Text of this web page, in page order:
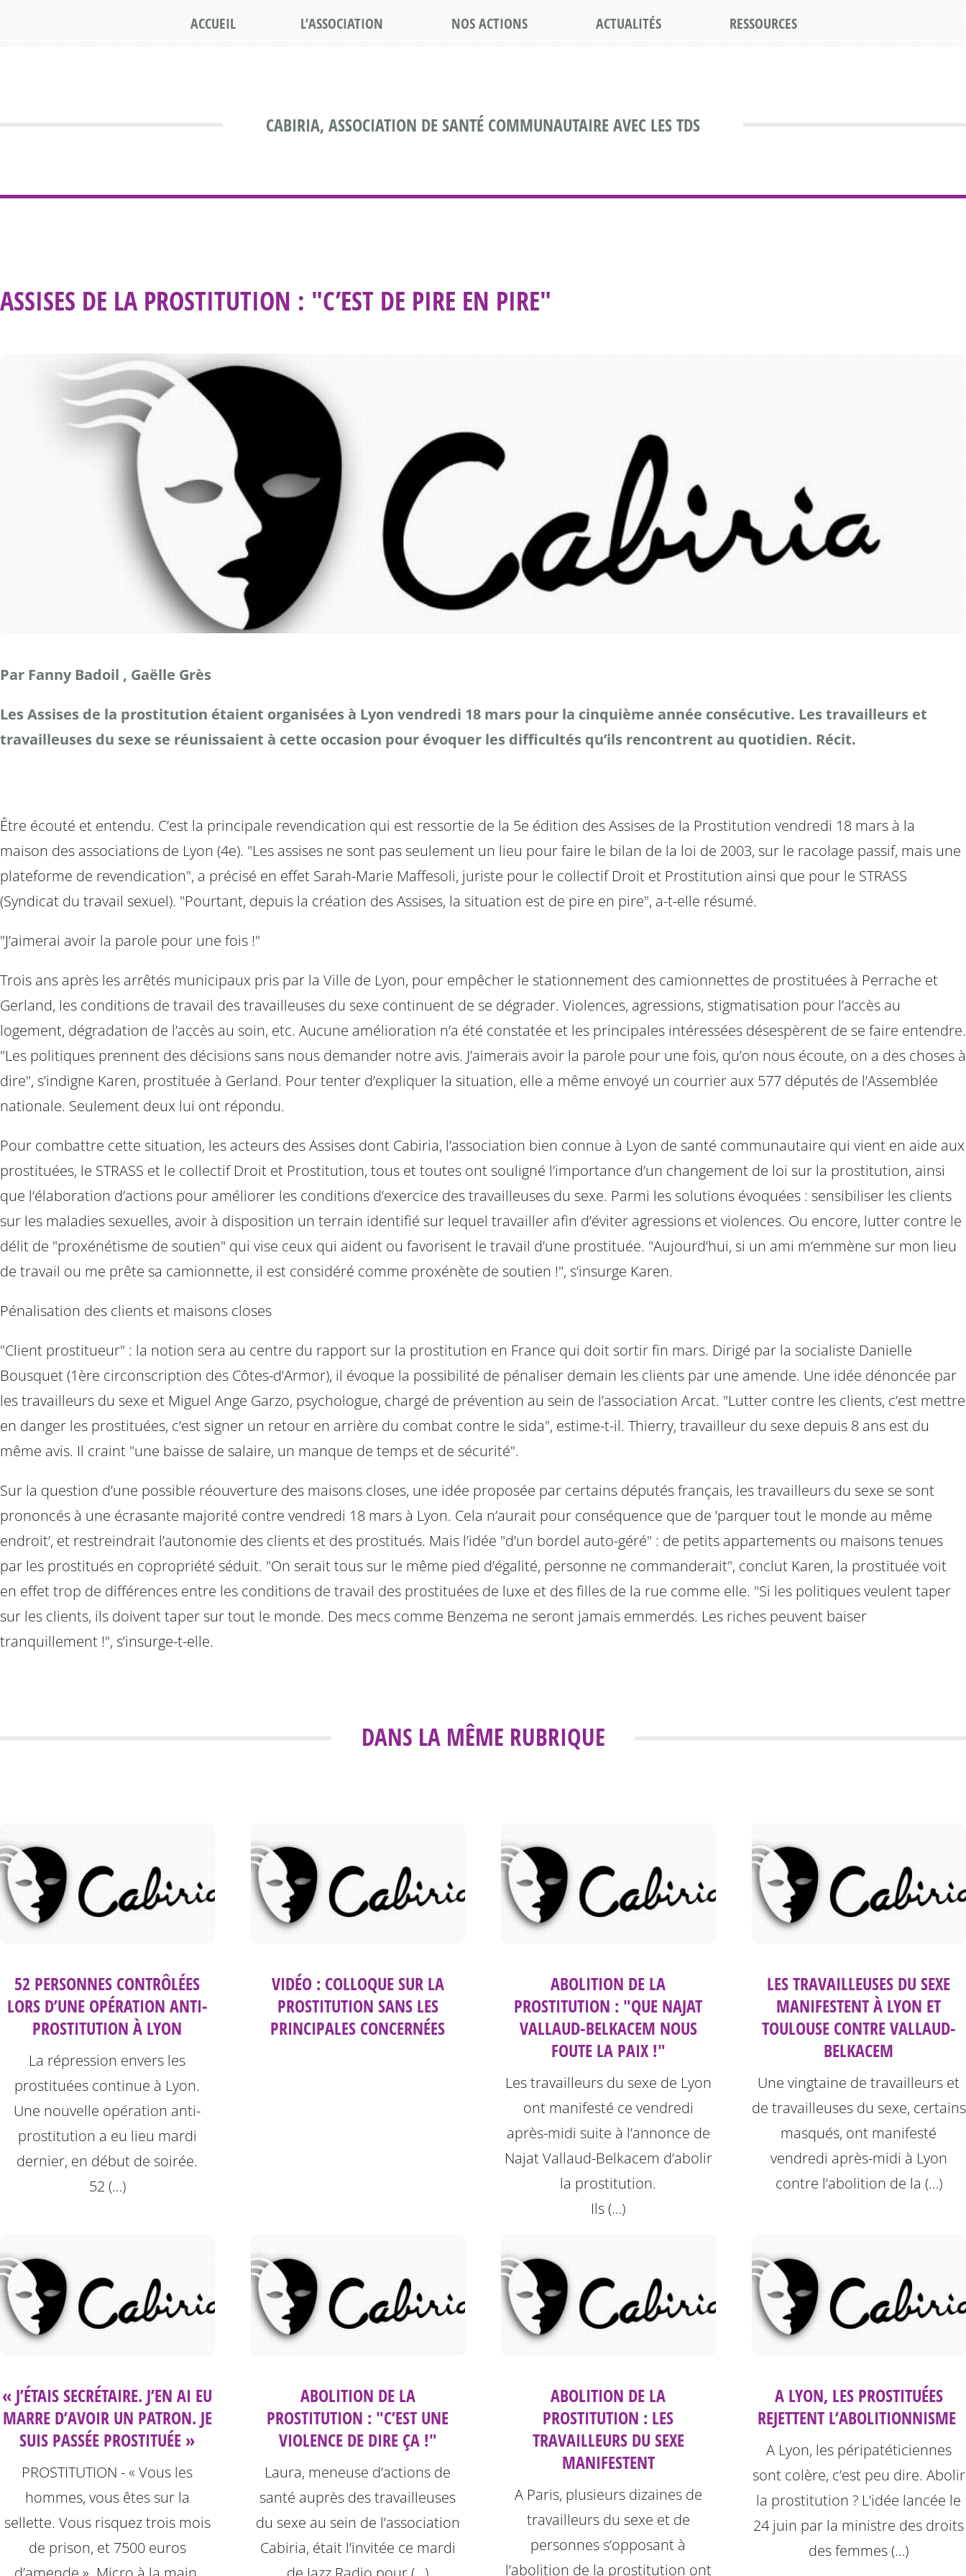
CABIRIA, ASSOCIATION DE SANTÉ COMMUNAUTAIRE AVEC LES TDS
ACCUEIL L’ASSOCIATION NOS ACTIONS ACTUALITÉS RESSOURCES
ASSISES DE LA PROSTITUTION : "C’EST DE PIRE EN PIRE"
Par Fanny Badoil , Gaëlle Grès
Les Assises de la prostitution étaient organisées à Lyon vendredi 18 mars pour la cinquième année consécutive. Les travailleurs et
travailleuses du sexe se réunissaient à cette occasion pour évoquer les difficultés qu’ils rencontrent au quotidien. Récit.
Être écouté et entendu. C’est la principale revendication qui est ressortie de la 5e édition des Assises de la Prostitution vendredi 18 mars à la
maison des associations de Lyon (4e). "Les assises ne sont pas seulement un lieu pour faire le bilan de la loi de 2003, sur le racolage passif, mais une
plateforme de revendication", a précisé en effet Sarah-Marie Maffesoli, juriste pour le collectif Droit et Prostitution ainsi que pour le STRASS
(Syndicat du travail sexuel). "Pourtant, depuis la création des Assises, la situation est de pire en pire", a-t-elle résumé.
"J’aimerai avoir la parole pour une fois !"
Trois ans après les arrêtés municipaux pris par la Ville de Lyon, pour empêcher le stationnement des camionnettes de prostituées à Perrache et
Gerland, les conditions de travail des travailleuses du sexe continuent de se dégrader. Violences, agressions, stigmatisation pour l’accès au
logement, dégradation de l’accès au soin, etc. Aucune amélioration n’a été constatée et les principales intéressées désespèrent de se faire entendre.
"Les politiques prennent des décisions sans nous demander notre avis. J’aimerais avoir la parole pour une fois, qu’on nous écoute, on a des choses à
dire", s’indigne Karen, prostituée à Gerland. Pour tenter d’expliquer la situation, elle a même envoyé un courrier aux 577 députés de l’Assemblée
nationale. Seulement deux lui ont répondu.
Pour combattre cette situation, les acteurs des Assises dont Cabiria, l’association bien connue à Lyon de santé communautaire qui vient en aide aux
prostituées, le STRASS et le collectif Droit et Prostitution, tous et toutes ont souligné l’importance d’un changement de loi sur la prostitution, ainsi
que l’élaboration d’actions pour améliorer les conditions d’exercice des travailleuses du sexe. Parmi les solutions évoquées : sensibiliser les clients
sur les maladies sexuelles, avoir à disposition un terrain identifié sur lequel travailler afin d’éviter agressions et violences. Ou encore, lutter contre le
délit de "proxénétisme de soutien" qui vise ceux qui aident ou favorisent le travail d’une prostituée. "Aujourd’hui, si un ami m’emmène sur mon lieu
de travail ou me prête sa camionnette, il est considéré comme proxénète de soutien !", s’insurge Karen.
Pénalisation des clients et maisons closes
"Client prostitueur" : la notion sera au centre du rapport sur la prostitution en France qui doit sortir fin mars. Dirigé par la socialiste Danielle
Bousquet (1ère circonscription des Côtes-d’Armor), il évoque la possibilité de pénaliser demain les clients par une amende. Une idée dénoncée par
les travailleurs du sexe et Miguel Ange Garzo, psychologue, chargé de prévention au sein de l’association Arcat. "Lutter contre les clients, c’est mettre
en danger les prostituées, c’est signer un retour en arrière du combat contre le sida", estime-t-il. Thierry, travailleur du sexe depuis 8 ans est du
même avis. Il craint "une baisse de salaire, un manque de temps et de sécurité".
Sur la question d’une possible réouverture des maisons closes, une idée proposée par certains députés français, les travailleurs du sexe se sont
prononcés à une écrasante majorité contre vendredi 18 mars à Lyon. Cela n’aurait pour conséquence que de ’parquer tout le monde au même
endroit’, et restreindrait l’autonomie des clients et des prostitués. Mais l’idée "d’un bordel auto-géré" : de petits appartements ou maisons tenues
par les prostitués en copropriété séduit. "On serait tous sur le même pied d’égalité, personne ne commanderait", conclut Karen, la prostituée voit
en effet trop de différences entre les conditions de travail des prostituées de luxe et des filles de la rue comme elle. "Si les politiques veulent taper
sur les clients, ils doivent taper sur tout le monde. Des mecs comme Benzema ne seront jamais emmerdés. Les riches peuvent baiser
tranquillement !", s’insurge-t-elle.
DANS LA MÊME RUBRIQUE
52 PERSONNES CONTRÔLÉES
LORS D’UNE OPÉRATION ANTI-
PROSTITUTION À LYON
La répression envers les
prostituées continue à Lyon.
Une nouvelle opération anti-
prostitution a eu lieu mardi
dernier, en début de soirée.
52 (…)
VIDÉO : COLLOQUE SUR LA
PROSTITUTION SANS LES
PRINCIPALES CONCERNÉES
ABOLITION DE LA
PROSTITUTION : "QUE NAJAT
VALLAUD-BELKACEM NOUS
FOUTE LA PAIX !"
Les travailleurs du sexe de Lyon
ont manifesté ce vendredi
après-midi suite à l’annonce de
Najat Vallaud-Belkacem d’abolir
la prostitution.
Ils (…)
LES TRAVAILLEUSES DU SEXE
MANIFESTENT À LYON ET
TOULOUSE CONTRE VALLAUD-
BELKACEM
Une vingtaine de travailleurs et
de travailleuses du sexe, certains
masqués, ont manifesté
vendredi après-midi à Lyon
contre l’abolition de la (…)
« J’ÉTAIS SECRÉTAIRE. J’EN AI EU
MARRE D’AVOIR UN PATRON. JE
SUIS PASSÉE PROSTITUÉE »
PROSTITUTION - « Vous les
hommes, vous êtes sur la
sellette. Vous risquez trois mois
de prison, et 7500 euros
ABOLITION DE LA
PROSTITUTION : "C’EST UNE
VIOLENCE DE DIRE ÇA !"
Laura, meneuse d’actions de
santé auprès des travailleuses
du sexe au sein de l’association
Cabiria, était l’invitée ce mardi
ABOLITION DE LA
PROSTITUTION : LES
TRAVAILLEURS DU SEXE
MANIFESTENT
A Paris, plusieurs dizaines de
travailleurs du sexe et de
personnes s’opposant à
l’abolition de la prostitution ont
A LYON, LES PROSTITUÉES
REJETTENT L’ABOLITIONNISME ‎
A Lyon, les péripatéticiennes
sont colère, c’est peu dire. Abolir
la prostitution ? L’idée lancée le
24 juin par la ministre des droits
des femmes (…)